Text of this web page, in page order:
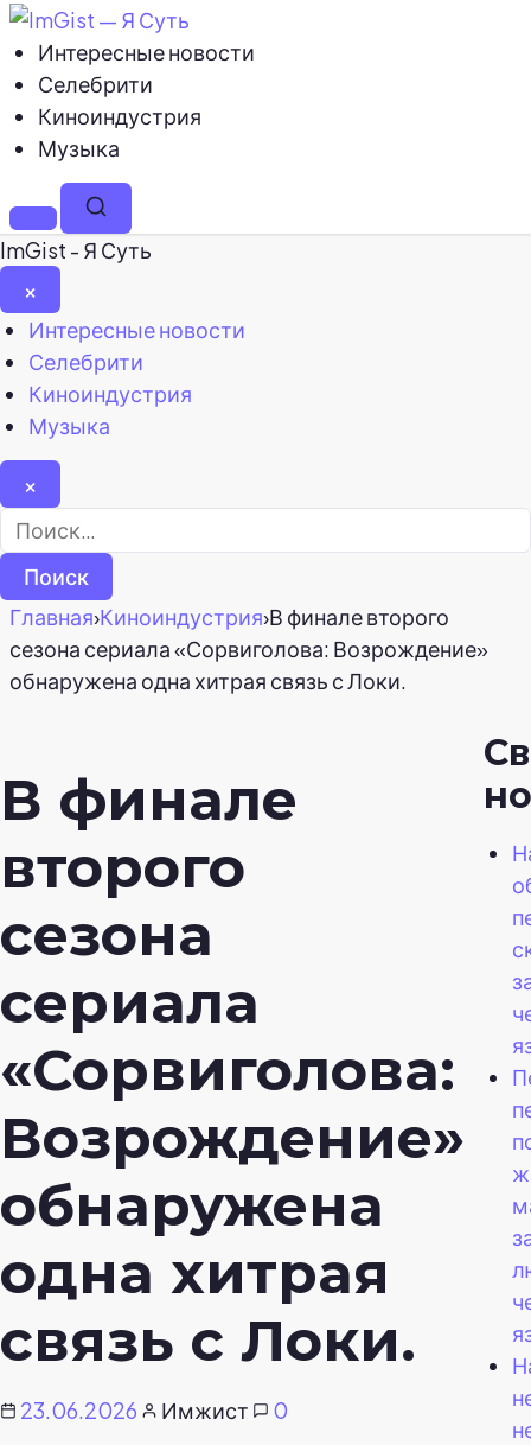
Интересные новости
Селебрити
Киноиндустрия
Музыка
МенюПоиск
ImGist - Я Суть
×
Закрыть
меню
Интересные новости
Селебрити
Киноиндустрия
Музыка
×
Найти:
Главная›Киноиндустрия›В финале второго
сезона сериала «Сорвиголова: Возрождение»
обнаружена одна хитрая связь с Локи.
В финале
второго
сезона
сериала
«Сорвиголова:
Возрождение»
обнаружена
одна хитрая
связь с Локи.
23.06.2026 Имжист
0